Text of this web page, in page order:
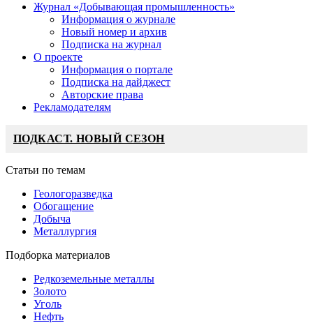
Журнал «Добывающая промышленность»
Информация о журнале
Новый номер и архив
Подписка на журнал
О проекте
Информация о портале
Подписка на дайджест
Авторские права
Рекламодателям
ПОДКАСТ. НОВЫЙ СЕЗОН
Статьи по темам
Геологоразведка
Обогащение
Добыча
Металлургия
Подборка материалов
Редкоземельные металлы
Золото
Уголь
Нефть